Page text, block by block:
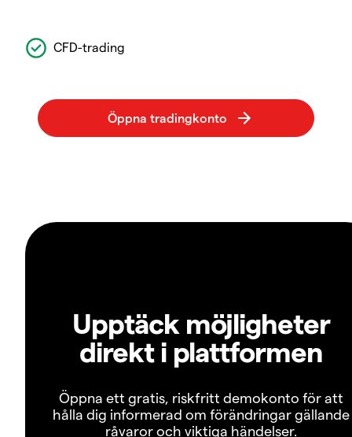
CFD-trading
Upptäck möjligheter
direkt i plattformen
Öppna ett gratis, riskfritt demokonto för att
hålla dig informerad om förändringar gällande
råvaror och viktiga händelser.